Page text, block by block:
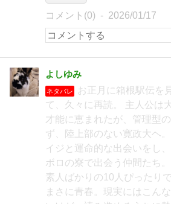
コメント(0) 2026/01/17
よしゆみ
ネタバレ
お正月に箱根駅伝を
て、久々に再読。 主人公は
才能に恵まれたが、管理型
ず、陸上部のない寛政大ヘ
イジと運命的な出会いをし
ボロの寮で出会う仲間たち
素人ばかりの10人ぴったり
まさに青春。現実にはこん